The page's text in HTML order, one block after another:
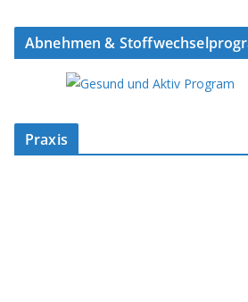
Abnehmen &
Praxis